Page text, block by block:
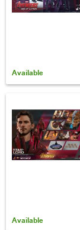
Available
Available